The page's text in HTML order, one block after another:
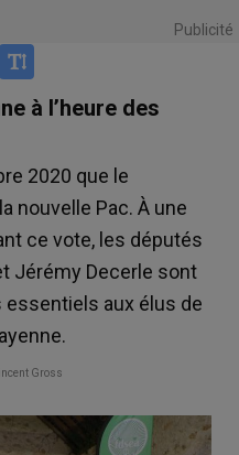
Publicité
Print
à l’heure des
2020 que le
nouvelle Pac. À une
ce vote, les députés
Jérémy Decerle sont
aux élus de
Gross